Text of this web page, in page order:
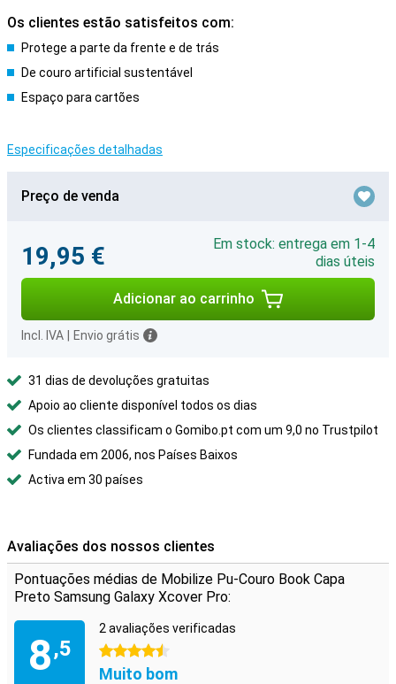
Os clientes estão satisfeitos com:
Protege a parte da frente e de trás
De couro artificial sustentável
Espaço para cartões
Especificações detalhadas
Preço de venda
19,95 €
Em stock: entrega em 1-4
dias úteis
Adicionar ao carrinho
Incl. IVA Envio grátis
31 dias de devoluções gratuitas
Apoio ao cliente disponível todos os dias
Os clientes classificam o Gomibo.pt com um 9,0 no Trustpilot
Fundada em 2006, nos Países Baixos
Activa em 30 países
Avaliações dos nossos clientes
Pontuações médias de Mobilize Pu-Couro Book Capa
Preto Samsung Galaxy Xcover Pro:
8,5
2 avaliações verificadas
4.5 estrelas
Muito bom